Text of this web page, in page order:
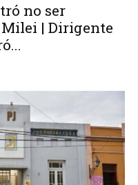
no ser
| Dirigente